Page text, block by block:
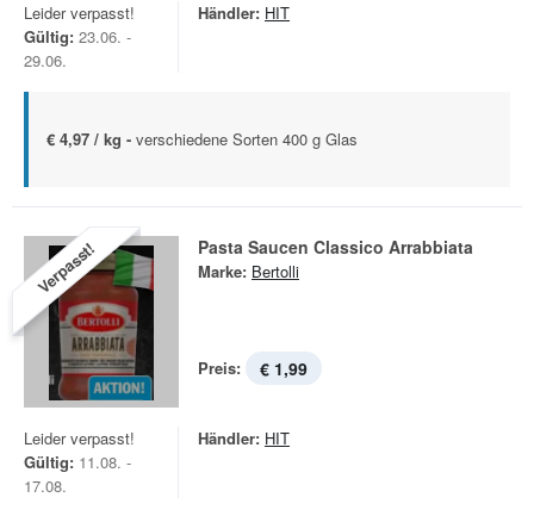
Leider verpasst!
Gültig: 23.06. -
29.06.
Händler: HIT
€ 4,97 / kg - verschiedene Sorten 400 g Glas
Verpasst! Pasta Saucen Classico Arrabbiata
Marke: Bertolli
Preis: € 1,99
Leider verpasst!
Gültig: 11.08. -
17.08.
Händler: HIT